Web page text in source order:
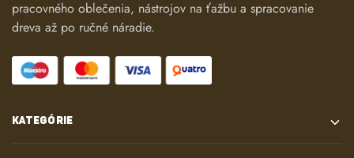
pracovného oblečenia, nástrojov na ťažbu a spracovanie
dreva až po ručné náradie.
KATEGÓRIE